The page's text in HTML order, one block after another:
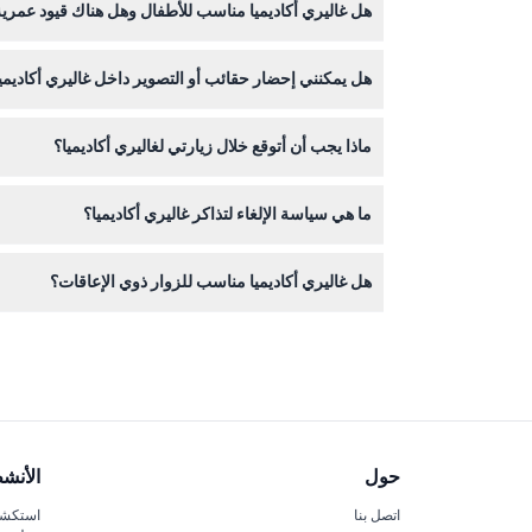
التأكد عند الحجز).
هل غاليري أكاديميا مناسب للأطفال وهل هناك قيود
هل يمكنني إحضار حقائب أو التصوير داخل غاليري
ماذا يجب أن أتوقع خلال زيارتي لغاليري أكاديميا؟
المتحف.
ما هي سياسة الإلغاء لتذاكر غاليري أكاديميا؟
هل غاليري أكاديميا مناسب للزوار ذوي الإعاقات؟
حول
اتصل بنا